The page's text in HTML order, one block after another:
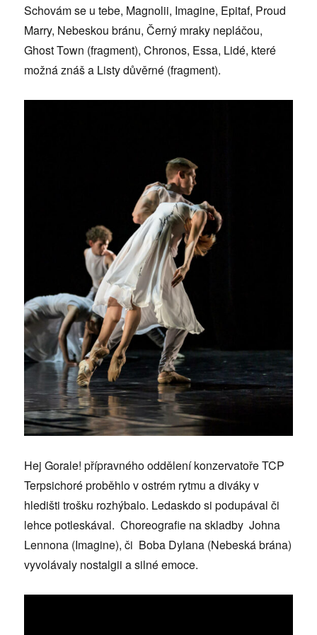
Schovám se u tebe, Magnolii, Imagine, Epitaf, Proud
Marry, Nebeskou bránu, Černý mraky nepláčou,
Ghost Town (fragment), Chronos, Essa, Lidé, které
možná znáš a Listy důvěrné (fragment).
Hej Gorale! přípravného oddělení konzervatoře TCP
Terpsichoré proběhlo v ostrém rytmu a diváky v
hledišti trošku rozhýbalo. Ledaskdo si podupával či
lehce potleskával. Choreografie na skladby Johna
Lennona (Imagine), či Boba Dylana (Nebeská brána)
vyvolávaly nostalgii a silné emoce.